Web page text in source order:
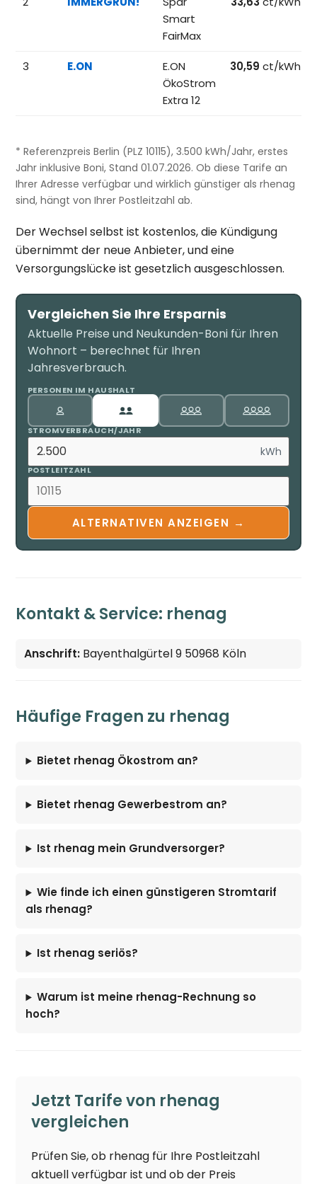
Smart
FairMax
3 E.ON
E.ON
ÖkoStrom
Extra 12
30,59 ct/kWh
* Referenzpreis Berlin (PLZ 10115), 3.500 kWh/Jahr, erstes
Jahr inklusive Boni, Stand 01.07.2026. Ob diese Tarife an
Ihrer Adresse verfügbar und wirklich günstiger als rhenag
sind, hängt von Ihrer Postleitzahl ab.
Der Wechsel selbst ist kostenlos, die Kündigung
übernimmt der neue Anbieter, und eine
Versorgungslücke ist gesetzlich ausgeschlossen.
Vergleichen Sie Ihre Ersparnis
Aktuelle Preise und Neukunden-Boni für Ihren
Wohnort – berechnet für Ihren
Jahresverbrauch.
PERSONEN IM HAUSHALT
STROMVERBRAUCH/JAHR
kWh
POSTLEITZAHL
ALTERNATIVEN ANZEIGEN →
Kontakt & Service: rhenag
Anschrift: Bayenthalgürtel 9 50968 Köln
Häufige Fragen zu rhenag
Bietet rhenag Ökostrom an?
Bietet rhenag Gewerbestrom an?
Ist rhenag mein Grundversorger?
Wie finde ich einen günstigeren Stromtarif
als rhenag?
Ist rhenag seriös?
Warum ist meine rhenag-Rechnung so
hoch?
Jetzt Tarife von rhenag
vergleichen
Prüfen Sie, ob rhenag für Ihre Postleitzahl
aktuell verfügbar ist und ob der Preis